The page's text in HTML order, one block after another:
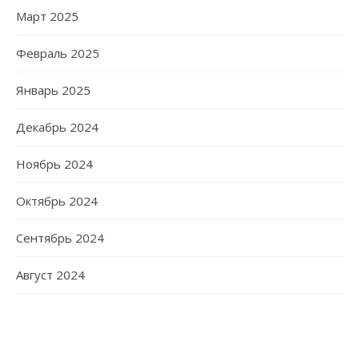
Март 2025
Февраль 2025
Январь 2025
Декабрь 2024
Ноябрь 2024
Октябрь 2024
Сентябрь 2024
Август 2024